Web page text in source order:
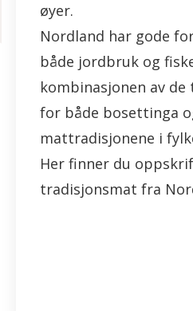
øyer.
Nordland har gode
både jordbruk og
kombinasjonen av
for både bosettinga
mattradisjonene i
Her finner du
tradisjonsmat fra